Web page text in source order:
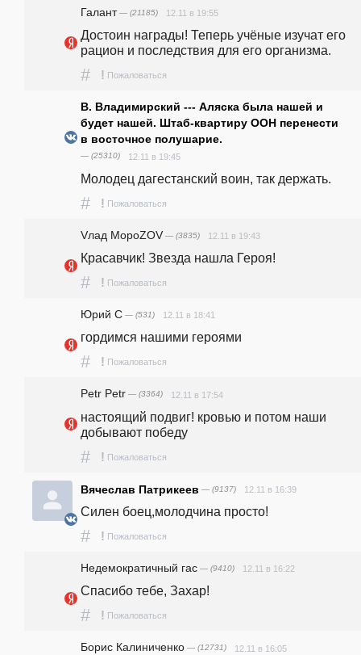
Галант— (21185) 12.11 в 19:55
Достоин награды! Теперь учёные изучат его
рацион и последствия для его организма.
# ! Пожаловаться
В. Владимирский --- Аляска была нашей и
будет нашей. Штаб-квартиру ООН перенести
в восточное полушарие.
— (25310) 12.11 в 19:45
Молодец дагестанский воин, так держать.
# ! Пожаловаться
Vлад МороZОV — (3835) 12.11 в 19:43
Красавчик! Звезда нашла Героя!
# ! Пожаловаться
Юрий С — (531) 12.11 в 18:41
гордимся нашими героями
# ! Пожаловаться
Petr Petr — (3364) 12.11 в 17:54
настоящий подвиг! кровью и потом наши
добывают победу
# ! Пожаловаться
Вячеслав Патрикеев — (9137) 12.11 в 16:39
Силен боец,молодчина просто!
# ! Пожаловаться
Недемократичный гас — (9410) 12.11 в 16:22
Спасибо тебе, Захар!
# ! Пожаловаться
Борис Калиниченко — (12731) 12.11 в 16:05